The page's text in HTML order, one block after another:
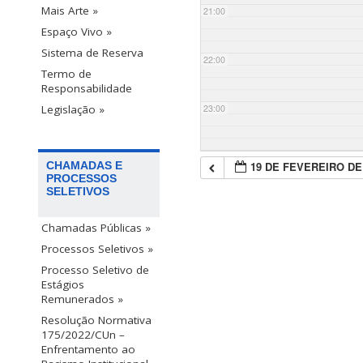
Mais Arte »
Espaço Vivo »
Sistema de Reserva
Termo de
Responsabilidade
Legislação »
CHAMADAS E
PROCESSOS
SELETIVOS
Chamadas Públicas »
Processos Seletivos »
Processo Seletivo de
Estágios
Remunerados »
Resolução Normativa
175/2022/CUn –
Enfrentamento ao
21:00
22:00
23:00
19 DE FEVEREIRO